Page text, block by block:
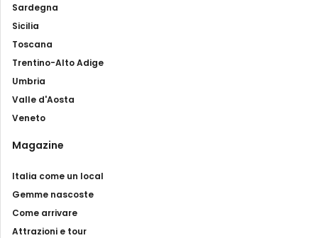
Sardegna
Sicilia
Toscana
Trentino-Alto Adige
Umbria
Valle d'Aosta
Veneto
Magazine
Italia come un local
Gemme nascoste
Come arrivare
Attrazioni e tour